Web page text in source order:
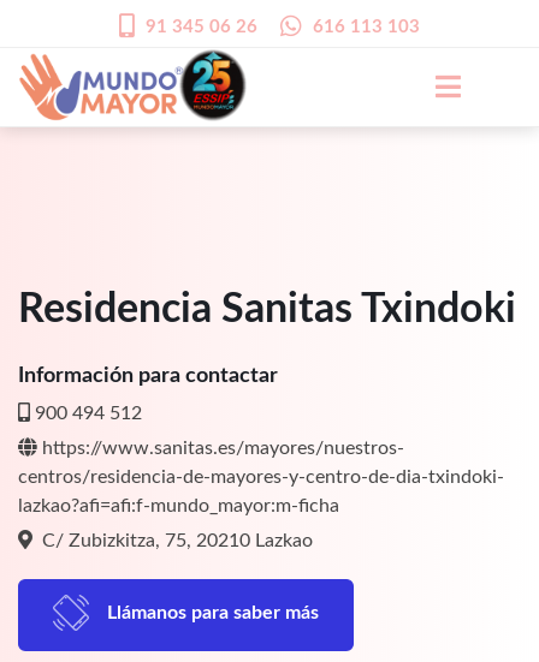
91 345 06 26 616 113 103
Residencia Sanitas Txindoki
Información para contactar
900 494 512
https://www.sanitas.es/mayores/nuestros-
centros/residencia-de-mayores-y-centro-de-dia-txindoki-
lazkao?afi=afi:f-mundo_mayor:m-ficha
C/ Zubizkitza, 75, 20210 Lazkao
Llámanos para saber más